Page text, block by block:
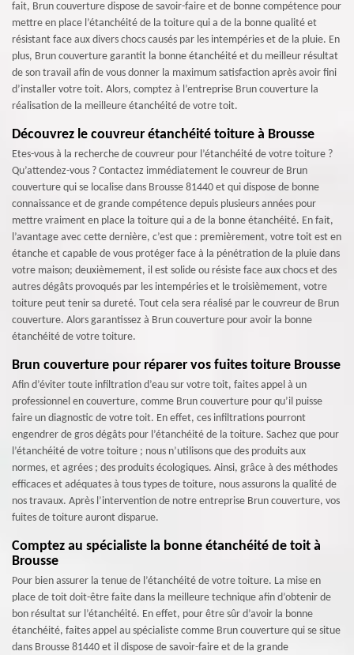
fait, Brun couverture dispose de savoir-faire et de bonne compétence pour
mettre en place l’étanchéité de la toiture qui a de la bonne qualité et
résistant face aux divers chocs causés par les intempéries et de la pluie. En
plus, Brun couverture garantit la bonne étanchéité et du meilleur résultat
de son travail afin de vous donner la maximum satisfaction après avoir fini
d’installer votre toit. Alors, comptez à l’entreprise Brun couverture la
réalisation de la meilleure étanchéité de votre toit.
Découvrez le couvreur étanchéité toiture à Brousse
Etes-vous à la recherche de couvreur pour l’étanchéité de votre toiture ?
Qu’attendez-vous ? Contactez immédiatement le couvreur de Brun
couverture qui se localise dans Brousse 81440 et qui dispose de bonne
connaissance et de grande compétence depuis plusieurs années pour
mettre vraiment en place la toiture qui a de la bonne étanchéité. En fait,
l’avantage avec cette dernière, c’est que : premièrement, votre toit est en
étanche et capable de vous protéger face à la pénétration de la pluie dans
votre maison; deuxièmement, il est solide ou résiste face aux chocs et des
autres dégâts provoqués par les intempéries et le troisièmement, votre
toiture peut tenir sa dureté. Tout cela sera réalisé par le couvreur de Brun
couverture. Alors garantissez à Brun couverture pour avoir la bonne
étanchéité de votre toiture.
Brun couverture pour réparer vos fuites toiture Brousse
Afin d’éviter toute infiltration d’eau sur votre toit, faites appel à un
professionnel en couverture, comme Brun couverture pour qu’il puisse
faire un diagnostic de votre toit. En effet, ces infiltrations pourront
engendrer de gros dégâts pour l’étanchéité de la toiture. Sachez que pour
l’étanchéité de votre toiture ; nous n’utilisons que des produits aux
normes, et agrées ; des produits écologiques. Ainsi, grâce à des méthodes
efficaces et adéquates à tous types de toiture, nous assurons la qualité de
nos travaux. Après l’intervention de notre entreprise Brun couverture, vos
fuites de toiture auront disparue.
Comptez au spécialiste la bonne étanchéité de toit à
Brousse
Pour bien assurer la tenue de l’étanchéité de votre toiture. La mise en
place de toit doit-être faite dans la meilleure technique afin d’obtenir de
bon résultat sur l’étanchéité. En effet, pour être sûr d’avoir la bonne
étanchéité, faites appel au spécialiste comme Brun couverture qui se situe
dans Brousse 81440 et il dispose de savoir-faire et de la grande